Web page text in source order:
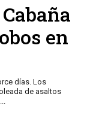
en
días. Los
de asaltos